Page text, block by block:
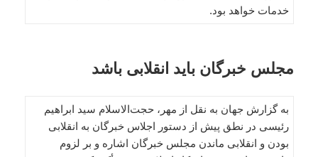
خدمات خواهد بود.
مجلس خبرگان باید انقلابی باشد
به گزارش جهان به نقل از مهر، حجت‌الاسلام سید ابراهیم
رئیسی در نطق پیش از دستور اجلاس خبرگان به انقلابی
بودن و انقلابی ماندن مجلس خبرگان اشاره و بر لزوم